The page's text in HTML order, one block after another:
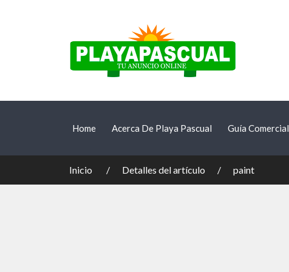
Home Acerca De Playa Pascual Guía Comercial
Inicio Detalles del artículo paint